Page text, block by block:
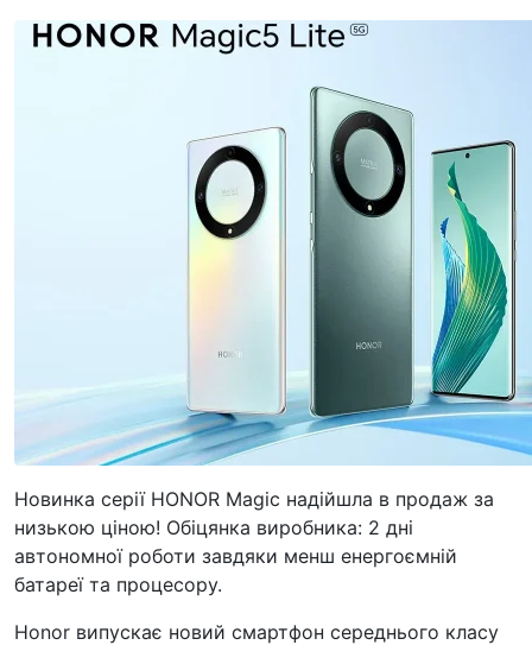
Новинка серії HONOR Magic надійшла в продаж за
низькою ціною! Обіцянка виробника: 2 дні
автономної роботи завдяки менш енергоємній
батареї та процесору.
Honor випускає новий смартфон середнього класу